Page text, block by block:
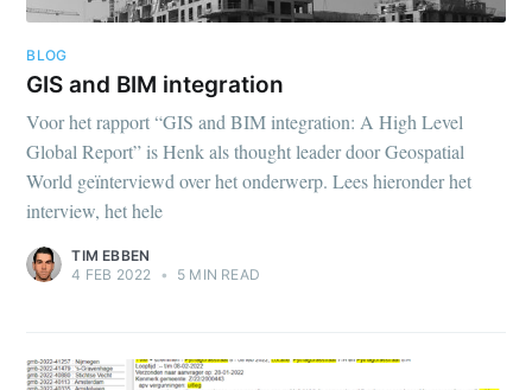
BLOG
GIS and BIM integration
Voor het rapport “GIS and BIM integration: A High Level
Global Report” is Henk als thought leader door Geospatial
World geïnterviewd over het onderwerp. Lees hieronder het
interview, het hele
TIM EBBEN
4 FEB 2022
• 5 MIN READ